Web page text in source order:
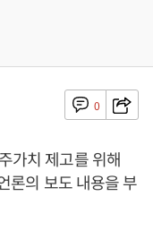
0
가치 제고를 위해
론의 보도 내용을 부